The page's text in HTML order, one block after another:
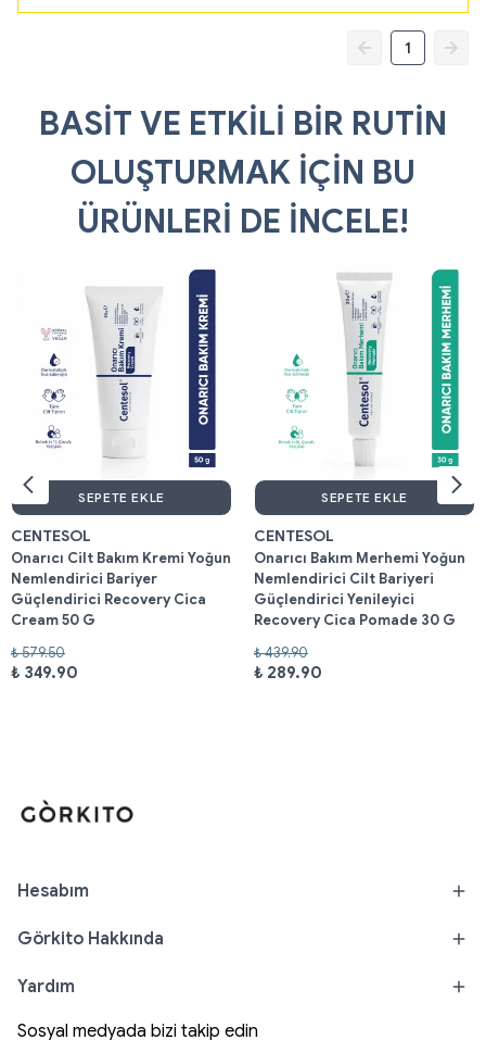
1
BASİT VE ETKİLİ BİR RUTİN
OLUŞTURMAK İÇİN BU
ÜRÜNLERİ DE İNCELE!
SEPETE EKLE
CENTESOL
Onarıcı Cilt Bakım Kremi Yoğun
Nemlendirici Bariyer
Güçlendirici Recovery Cica
Cream 50 G
₺ 579.50
₺ 349.90
SEPETE EKLE
CENTESOL
Onarıcı Bakım Merhemi Yoğun
Nemlendirici Cilt Bariyeri
Güçlendirici Yenileyici
Recovery Cica Pomade 30 G
₺ 439.90
₺ 289.90
Hesabım
Görkito Hakkında
Yardım
Sosyal medyada bizi takip edin